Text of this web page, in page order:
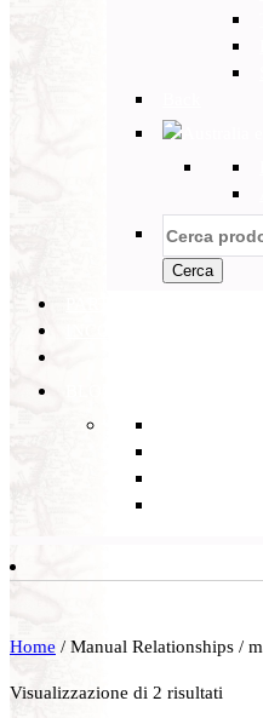
Cerca:
Cerca
Home / Manual Relationships /
Visualizzazione di 2 risultati